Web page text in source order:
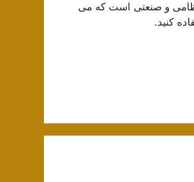
نظامی و صنعتی است که می
کنید.